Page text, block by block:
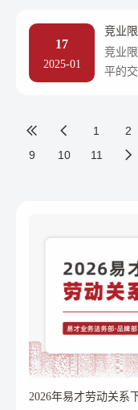
作地
出愿
示，就
17
2025-01
竞业
工资
竞业
平的
对劳
护商
1 2
9
10 11
2026年易才劳动关系